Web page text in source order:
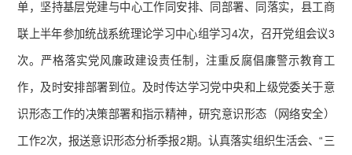
单，坚持基层党建与中心工作同安排、同部署、同落实，县工商
联上半年参加统战系统理论学习中心组学习4次，召开党组会议3
次。严格落实党风廉政建设责任制，注重反腐倡廉警示教育工
作，及时安排部署到位。及时传达学习党中央和上级党委关于意
识形态工作的决策部署和指示精神，研究意识形态（网络安全）
工作2次，报送意识形态分析季报2期。认真落实组织生活会、“三